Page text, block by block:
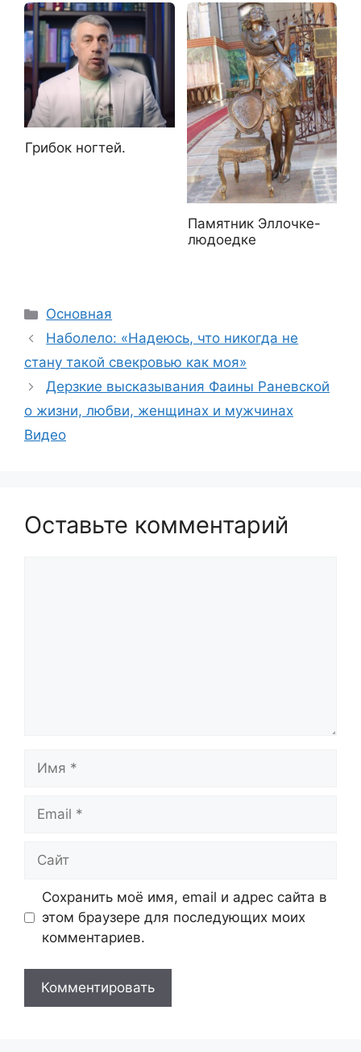
Грибок ногтей.
Памятник Эллочке-
людоедке
Рубрики
Основная
Наболело: «Надеюсь, что никогда не
стану такой свекровью как моя»
Дерзкие высказывания Фаины Раневской
о жизни, любви, женщинах и мужчинах
Видео
Оставьте комментарий
Имя
Email
Сайт
Сохранить моё имя, email и адрес сайта в
этом браузере для последующих моих
комментариев.